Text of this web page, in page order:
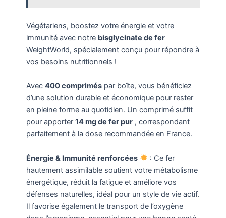
Végétariens, boostez votre énergie et votre
immunité avec notre bisglycinate de fer
WeightWorld, spécialement conçu pour répondre à
vos besoins nutritionnels !
Avec 400 compriméspar boîte, vous bénéficiez
d’une solution durable et économique pour rester
en pleine forme au quotidien. Un comprimé suffit
pour apporter 14 mg de fer pur, correspondant
parfaitement à la dose recommandée en France.
Énergie & Immunité renforcées
: Ce fer
hautement assimilable soutient votre métabolisme
énergétique, réduit la fatigue et améliore vos
défenses naturelles, idéal pour un style de vie actif.
Il favorise également le transport de l’oxygène